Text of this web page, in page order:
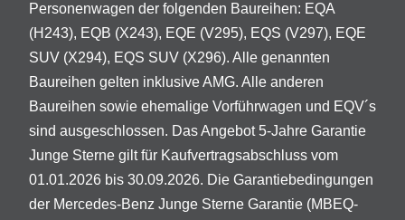
Personenwagen der folgenden Baureihen: EQA
(H243), EQB (X243), EQE (V295), EQS (V297), EQE
SUV (X294), EQS SUV (X296). Alle genannten
Baureihen gelten inklusive AMG. Alle anderen
Baureihen sowie ehemalige Vorführwagen und EQV´s
sind ausgeschlossen. Das Angebot 5-Jahre Garantie
Junge Sterne gilt für Kaufvertragsabschluss vom
01.01.2026 bis 30.09.2026. Die Garantiebedingungen
der Mercedes-Benz Junge Sterne Garantie (MBEQ-